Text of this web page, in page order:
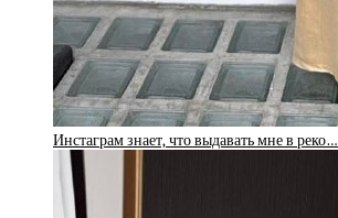
Инстаграм знает, что выдавать мне в реко…